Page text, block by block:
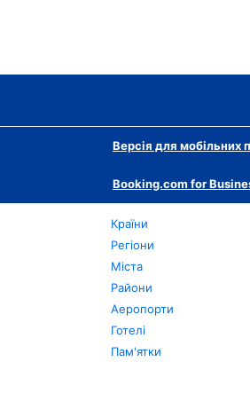
Версія для мобільних
Booking.com for
Країни
Регіони
Міста
Райони
Аеропорти
Готелі
Пам'ятки